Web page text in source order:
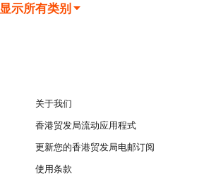
显示所有类别
关于我们
香港贸发局流动应用程式
更新您的香港贸发局电邮订阅
使用条款